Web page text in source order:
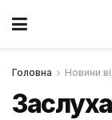
Головна Новини